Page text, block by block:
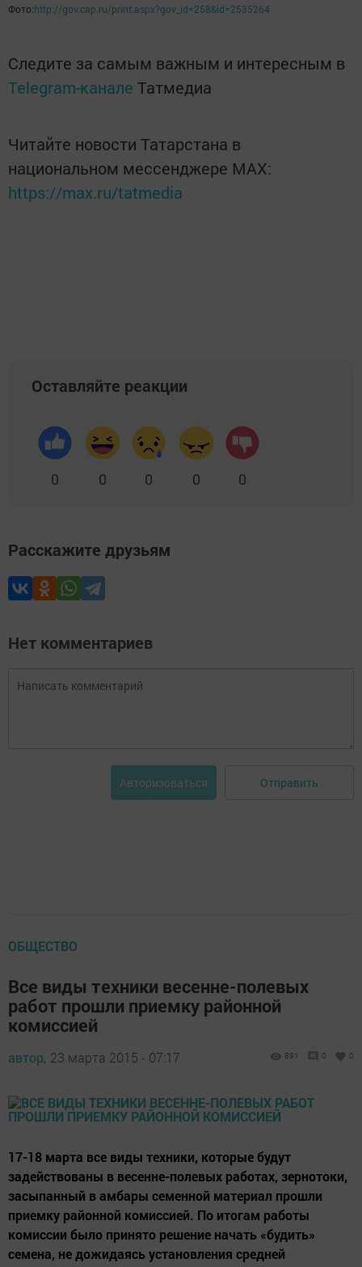
Фото:http://gov.cap.ru/print.aspx?gov_id=258&id=2535264
Следите за самым важным и интересным в
Telegram-канале Татмедиа
Читайте новости Татарстана в
национальном мессенджере MАХ:
https://max.ru/tatmedia
Оставляйте реакции
0 0 0 0 0
Расскажите друзьям
Нет комментариев
Авторизоваться Отправить
ОБЩЕСТВО
Все виды техники весенне-полевых
работ прошли приемку районной
комиссией
автор, 23 марта 2015 - 07:17 891 0 0
17-18 марта все виды техники, которые будут
задействованы в весенне-полевых работах, зернотоки,
засыпанный в амбары семенной материал прошли
приемку районной комиссией. По итогам работы
комиссии было принято решение начать «будить»
семена, не дожидаясь установления средней